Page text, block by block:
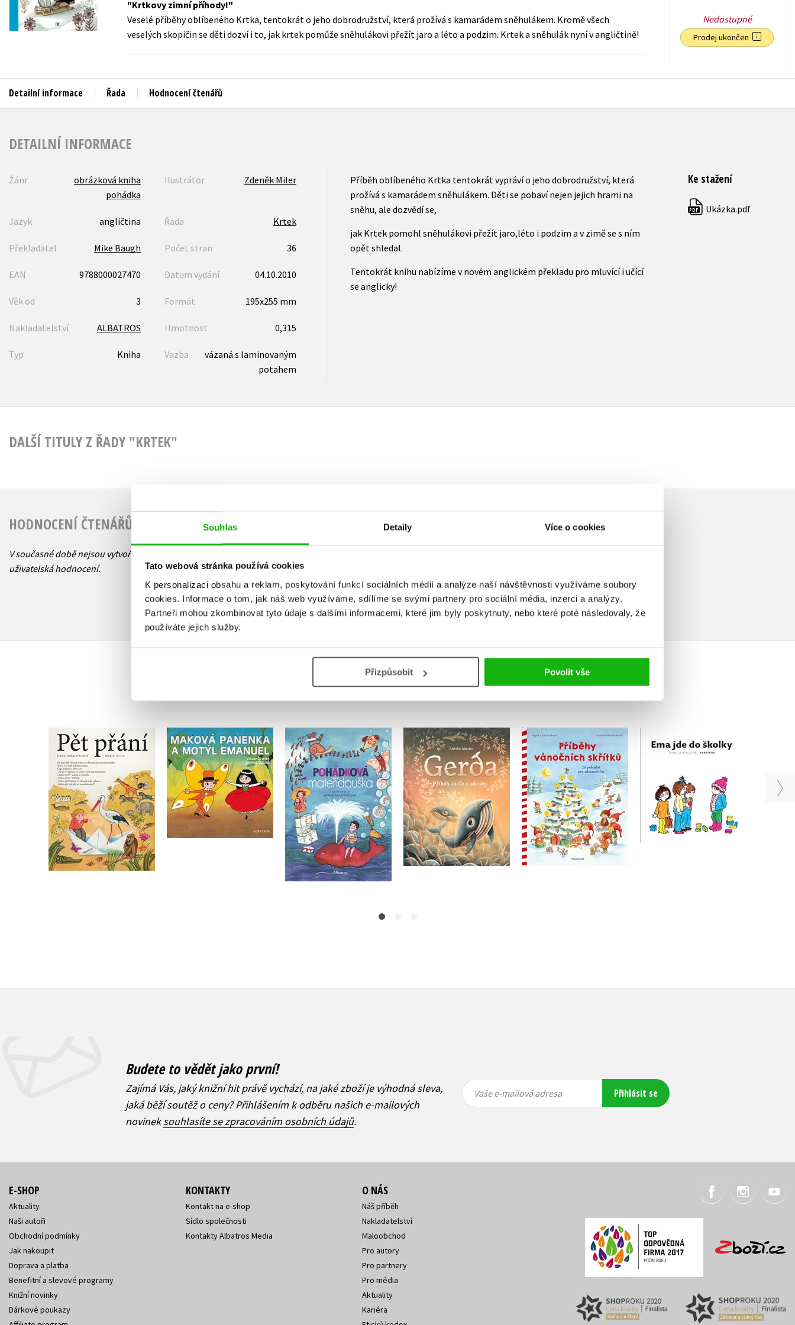
Souhlas Detaily Více o cookies
Tato webová stránka používá cookies
K personalizaci obsahu a reklam, poskytování funkcí sociálních médií a analýze naší návštěvnosti využíváme soubory
cookies. Informace o tom, jak náš web využíváme, sdílíme se svými partnery pro sociální média, inzerci a analýzy.
Partneři mohou zkombinovat tyto údaje s dalšími informacemi, které jim byly poskytnuty, nebo které poté následovaly, že
používáte jejich služby.
Přizpůsobit Povolit vše
Auto - moto
Beletrie pro děti
Jazyky
Kalendáře
Komiks
Populárně - naučné pro děti
Young adult (SK)
Zahraniční literatura
Krtkovy zimní příhody!
Veselé příběhy oblíbeného Krtka, tentokrát o jeho dobrodružství, která prožívá s kamarádem sněhulákem. Kromě všech
veselých skopičin se děti dozví i to, jak krtek pomůže sněhulákovi přežít jaro a léto a podzim. Krtek a sněhulák nyní v angličtině!
Nedostupné
Prodej ukončen
Detailní informace Řada Hodnocení čtenářů
DETAILNÍ INFORMACE
Žánr
obrázková kniha
pohádka
Ilustrátor Zdeněk Miler
Jazyk angličtina Řada Krtek
Překladatel Mike Baugh Počet stran 36
EAN 9788000027470 Datum vydání 04.10.2010
Věk od 3 Formát 195x255 mm
Nakladatelství ALBATROS Hmotnost 0,315
Typ Kniha Vazba
vázaná s laminovaným
potahem
Příběh oblíbeného Krtka tentokrát vypráví o jeho dobrodružství, která
prožívá s kamarádem sněhulákem. Děti se pobaví nejen jejich hrami na
sněhu, ale dozvědí se,
jak Krtek pomohl sněhulákovi přežít jaro,léto i podzim a v zimě se s ním
opět shledal.
Tentokrát knihu nabízíme v novém anglickém překladu pro mluvící i učící
se anglicky!
Ke stažení
PDF Ukázka.pdf
DALŠÍ TITULY Z ŘADY "KRTEK"
HODNOCENÍ ČTENÁŘŮ
V současné době nejsou vytvořena žádná
uživatelská hodnocení.
Přihlásit
MOHLO BY VÁS TAKÉ ZAJÍMAT
Pět přání
Hana Doskočilová
Do košíku
249 Kč
199 Kč
Maková panenka a
motýl Emanuel
Hana Doskočilová
,
Václav Čtvrtek
Pohádková
mateřídouška
Hana Doskočilová
,
Miloš Macourek
,
Oldřich Syrovátka
,
Josef Brukner
,
Svatopluk Hrnčíř
Marie Kubátová
,
Ľubomír Feldek
,
Hana Žantovská
,
Ivan Vyskočil
,
Ota Šafránek
,
Dagmar Lhotová
,
Ludvík Aškenazy
,
Kolektiv
,
Helena Šmahelová
Do košíku
Gerda: Příběh moře a
odvahy
Adrián Macho
Do košíku
Příběhy vánočních
skřítků
Ingrid Uebeová
Do košíku
Ema jde do školky
Budete to vědět jako první!
Zajímá Vás, jaký knižní hit právě vychází, na jaké zboží je výhodná sleva,
jaká běží soutěž o ceny? Přihlášením k odběru našich e-mailových
novineksouhlasíte se zpracováním osobních údajů.
mailová
mailová
Vaše e-mailová adresa Přihlásit se
E-SHOP
Aktuality
Naši autoři
Obchodní podmínky
Jak nakoupit
Doprava a platba
Benefitní a slevové programy
Knižní novinky
Dárkové poukazy
KONTAKTY
Kontakt na e-shop
Sídlo společnosti
Kontakty Albatros Media
O NÁS
Náš příběh
Nakladatelství
Maloobchod
Pro autory
Pro partnery
Pro média
Aktuality
Kariéra